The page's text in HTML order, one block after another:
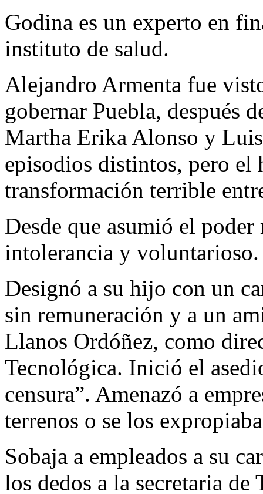
Godina es un experto en
instituto de salud.
Alejandro Armenta fue
gobernar Puebla, después
Martha Erika Alonso y
episodios distintos, pero
transformación terrible
Desde que asumió el
intolerancia y voluntarioso.
Designó a su hijo con un
sin remuneración y a un
Llanos Ordóñez, como
Tecnológica. Inició el
censura”. Amenazó a
terrenos o se los
Sobaja a empleados a su
los dedos a la secretaria